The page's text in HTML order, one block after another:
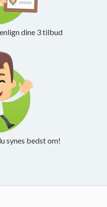
dine 3 tilbud
synes bedst om!